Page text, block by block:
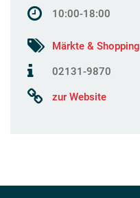
10:00-18:00
Märkte & Shopping
02131-9870
zur Website